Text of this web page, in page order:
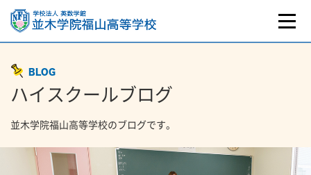
BLOG
ハイスクールブログ
並木学院福山高等学校のブログです。